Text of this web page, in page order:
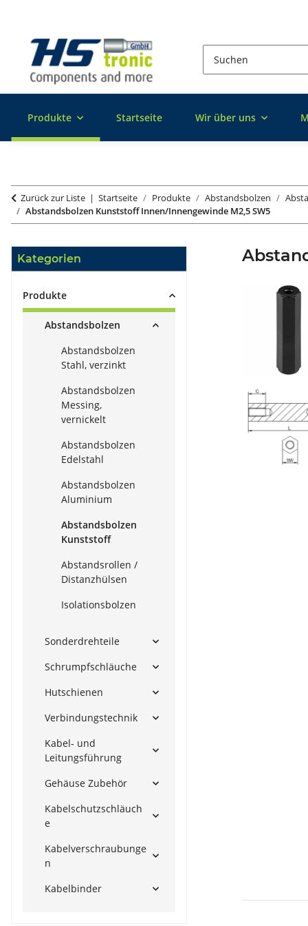
Produkte Startseite Wir über uns
Zurück zur Liste Startseite Produkte Abstandsbolzen
Abstandsbolzen Kunststoff Innen/Innengewinde M2,5 SW5
Kategorien
Produkte
Abstandsbolzen
Abstandsbolzen
Stahl, verzinkt
Abstandsbolzen
Messing,
vernickelt
Abstandsbolzen
Edelstahl
Abstandsbolzen
Aluminium
Abstandsbolzen
Kunststoff
Abstandsrollen /
Distanzhülsen
Isolationsbolzen
Sonderdrehteile
Schrumpfschläuche
Hutschienen
Verbindungstechnik
Kabel- und
Leitungsführung
Gehäuse Zubehör
Kabelschutzschläuch
e
Kabelverschraubunge
n
Kabelbinder